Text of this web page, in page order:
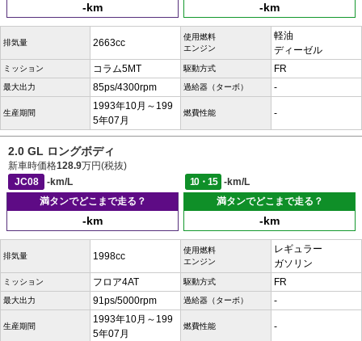
-km -km
排気量 2663cc
使用燃料
エンジン
軽油
ディーゼル
ミッション コラム5MT 駆動方式 FR
最大出力 85ps/4300rpm 過給器（ターボ） -
生産期間
1993年10月～199
5年07月
燃費性能 -
2.0 GL ロングボディ
新車時価格128.9万円(税抜)
JC08
-km/L 10・15
-km/L
満タンでどこまで走る？
-km
満タンでどこまで走る？
-km
排気量 1998cc
使用燃料
エンジン
レギュラー
ガソリン
ミッション フロア4AT 駆動方式 FR
最大出力 91ps/5000rpm 過給器（ターボ） -
生産期間
1993年10月～199
5年07月
燃費性能 -